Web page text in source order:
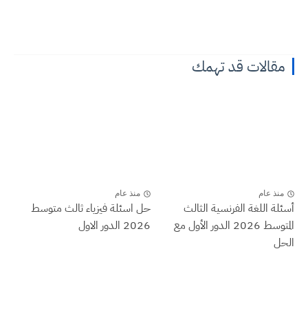
مقالات قد تهمك
منذ عام
أسئلة اللغة الفرنسية الثالث
المتوسط 2026 الدور الأول مع
الحل
منذ عام
حل اسئلة فيزياء ثالث متوسط
2026 الدور الاول